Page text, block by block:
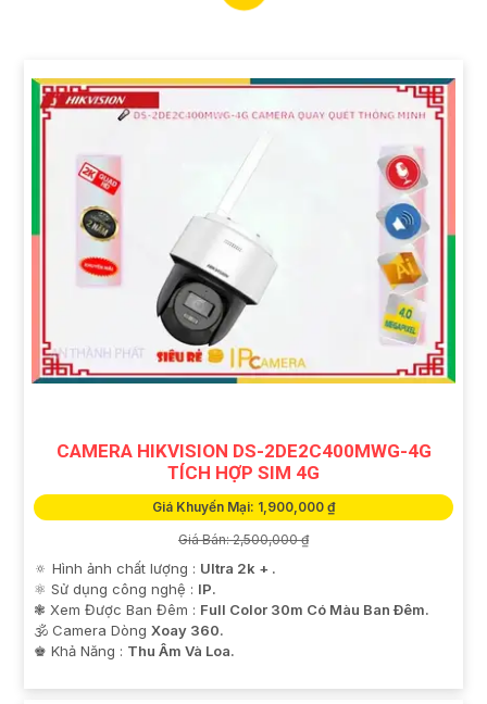
động trong ngôi nhà, văn phòng hay cửa hàng của bạn
liên hệ với chúng tôi ngay hôm nay để biết thêm thông
tin chi tiết và được tư vấn miễn phí."
Hy vọng câu này sẽ giúp bạn trong việc giới thiệu dịch
vụ lắp đặt Camera Quay Xoay 360. Nếu bạn cần thêm
sự hỗ trợ hoặc tư vấn khác, đừng ngần ngại để lại câu
CAMERA HIKVISION DS-2DE2C400MWG-4G
TÍCH HỢP SIM 4G
Giá Khuyến Mại: 1,900,000 ₫
Giá Bán: 2,500,000 ₫
🔅 Hình ảnh chất lượng : Ultra 2k + .
⚛️ Sử dụng công nghệ : IP.
❃ Xem Được Ban Đêm : Full Color 30m Có Màu Ban Ðêm.
🕉️ Camera Dòng Xoay 360.
️♚ Khả Năng : Thu Âm Và Loa.